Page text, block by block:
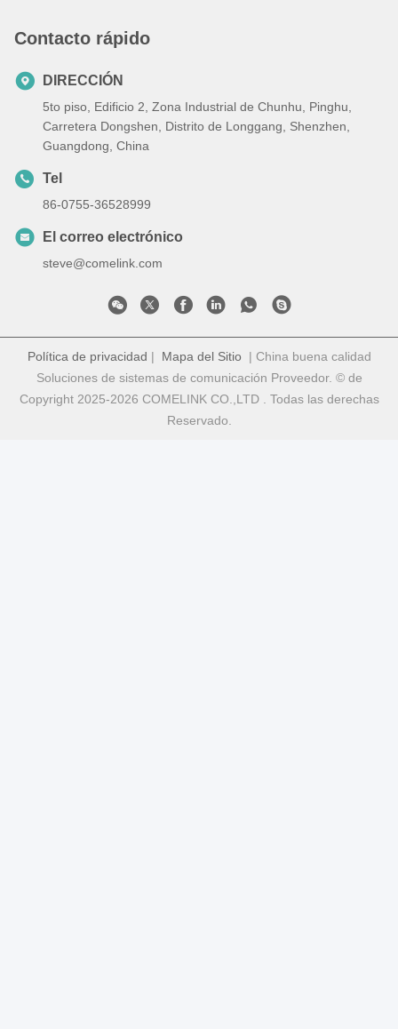
Contacto rápido
DIRECCIÓN
5to piso, Edificio 2, Zona Industrial de Chunhu, Pinghu,
Carretera Dongshen, Distrito de Longgang, Shenzhen,
Guangdong, China
Tel
86-0755-36528999
El correo electrónico
steve@comelink.com
Política de privacidad | Mapa del Sitio| China buena calidad
Soluciones de sistemas de comunicación Proveedor. © de
Copyright 2025-2026 COMELINK CO.,LTD . Todas las derechas
Reservado.